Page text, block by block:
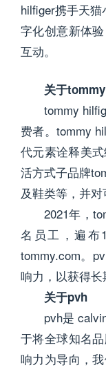
hilfiger携手天
字化创意新体
互动。
关于
tommy
费者。tommy
代元素诠释美
活方式子品牌
及鞋类等，并
2021年，
名员工，遍布
tommy.com。
响力，以获得长
关于pvh
pvh是
于将全球知名
响力为导向，